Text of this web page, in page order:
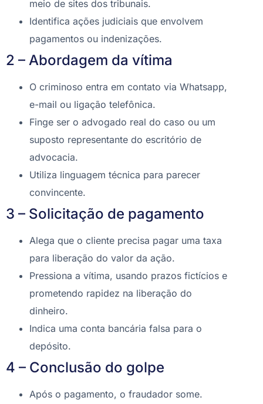
meio de sites dos tribunais.
Identifica ações judiciais que envolvem
pagamentos ou indenizações.
2 – Abordagem da vítima
O criminoso entra em contato via Whatsapp,
e-mail ou ligação telefônica.
Finge ser o advogado real do caso ou um
suposto representante do escritório de
advocacia.
Utiliza linguagem técnica para parecer
convincente.
3 – Solicitação de pagamento
Alega que o cliente precisa pagar uma taxa
para liberação do valor da ação.
Pressiona a vítima, usando prazos fictícios e
prometendo rapidez na liberação do
dinheiro.
Indica uma conta bancária falsa para o
depósito.
4 – Conclusão do golpe
Após o pagamento, o fraudador some.